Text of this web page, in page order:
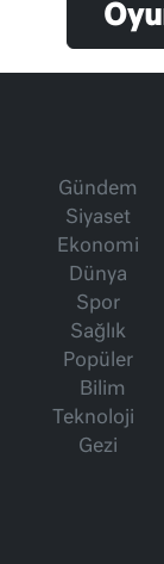
Gündem
Siyaset
Ekonomi
Dünya
Spor
Sağlık
Popüler
Bilim
Teknoloji
Gezi